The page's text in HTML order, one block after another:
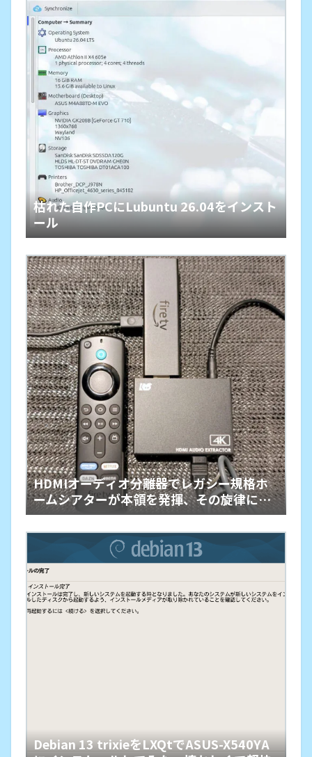
枯れた自作PCにLubuntu 26.04をインスト
ール
HDMIオーディオ分離器でレガシー規格ホ
ームシアターが本領を発揮、その旋律に戦
慄
Debian 13 trixieをLXQtでASUS-X540YA